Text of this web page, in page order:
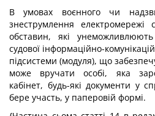
В умовах воєнного чи
знеструмлення
обставин, які
судової інформаційно-
підсистеми (модуля), що
може вручати особі, яка
кабінет, будь-які документи у
бере участь, у паперовій формі.